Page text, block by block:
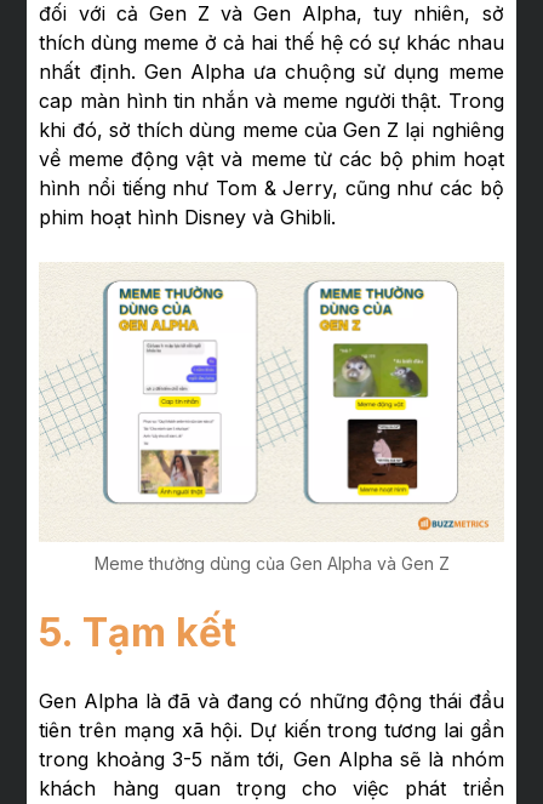
đối với cả Gen Z và Gen Alpha, tuy nhiên, sở
thích dùng meme ở cả hai thế hệ có sự khác nhau
nhất định. Gen Alpha ưa chuộng sử dụng meme
cap màn hình tin nhắn và meme người thật. Trong
khi đó, sở thích dùng meme của Gen Z lại nghiêng
về meme động vật và meme từ các bộ phim hoạt
hình nổi tiếng như Tom & Jerry, cũng như các bộ
phim hoạt hình Disney và Ghibli.
Meme thường dùng của Gen Alpha và Gen Z
5. Tạm kết
Gen Alpha là đã và đang có những động thái đầu
tiên trên mạng xã hội. Dự kiến trong tương lai gần
trong khoảng 3-5 năm tới, Gen Alpha sẽ là nhóm
khách hàng quan trọng cho việc phát triển